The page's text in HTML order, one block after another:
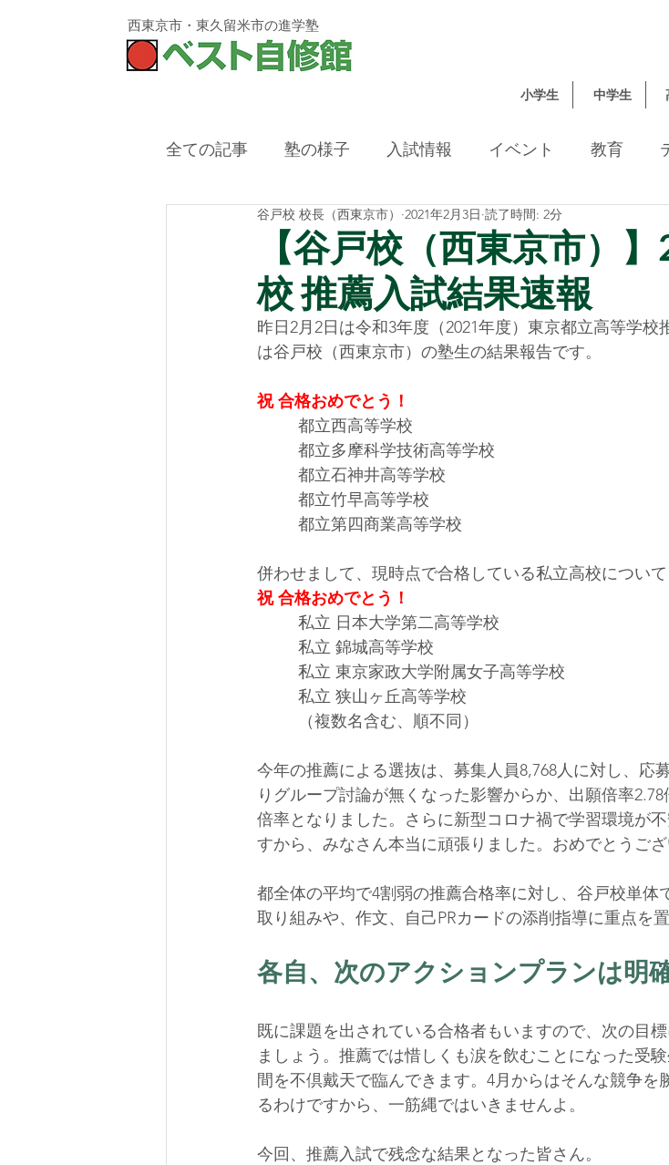
西東京市・東久留米市の進学塾
小学生 中学生
全ての記事 塾の様子 入試情報 イベント 教育
西東京市,塾,冬期講習,残席数
【谷戸校（西東京市）
校 推薦入試結果速報
谷戸校 校長（西東京市） 2021年2月3日 読了時間: 2分
昨日2月2日は令和3年度（2021年度）東京都立高等学
は谷戸校（西東京市）の塾生の結果報告です。
祝 合格おめでとう！
         都立西高等学校
         都立多摩科学技術高等学校
         都立石神井高等学校
         都立竹早高等学校
         都立第四商業高等学校
併わせまして、現時点で合格している私立高校につい
祝 合格おめでとう！
         私立 日本大学第二高等学校
         私立 錦城高等学校
         私立 東京家政大学附属女子高等学校
         私立 狭山ヶ丘高等学校
         （複数名含む、順不同）
今年の推薦による選抜は、募集人員8,768人に対し、応
りグループ討論が無くなった影響からか、出願倍率
倍率となりました。さらに新型コロナ禍で学習環境が
すから、みなさん本当に頑張りました。おめでとうご
都全体の平均で4割弱の推薦合格率に対し、谷戸校単体
取り組みや、作文、自己PRカードの添削指導に重点を
各自、次のアクションプランは明確
既に課題を出されている合格者もいますので、次の目
ましょう。推薦では惜しくも涙を飲むことになった受
間を不倶戴天で臨んできます。4月からはそんな競争
るわけですから、一筋縄ではいきませんよ。
今回、推薦入試で残念な結果となった皆さん。